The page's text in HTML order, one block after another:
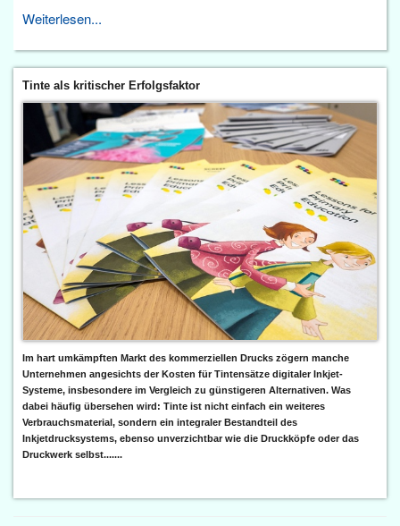
Weiterlesen...
Tinte als kritischer Erfolgsfaktor
Im hart umkämpften Markt des kommerziellen Drucks zögern manche
Unternehmen angesichts der Kosten für Tintensätze digitaler Inkjet-
Systeme, insbesondere im Vergleich zu günstigeren Alternativen. Was
dabei häufig übersehen wird: Tinte ist nicht einfach ein weiteres
Verbrauchsmaterial, sondern ein integraler Bestandteil des
Inkjetdrucksystems, ebenso unverzichtbar wie die Druckköpfe oder das
Druckwerk selbst.......